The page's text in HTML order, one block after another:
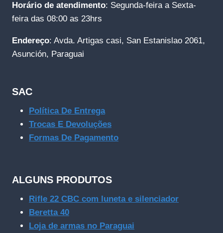
Horário de atendimento: Segunda-feira a Sexta-
feira das 08:00 as 23hrs
Endereço: Avda. Artigas casi, San Estanislao 2061,
Asunción, Paraguai
SAC
Política De Entrega
Trocas E Devoluções
Formas De Pagamento
ALGUNS PRODUTOS
Rifle 22 CBC com luneta e silenciador
Beretta 40
Loja de armas no Paraguai